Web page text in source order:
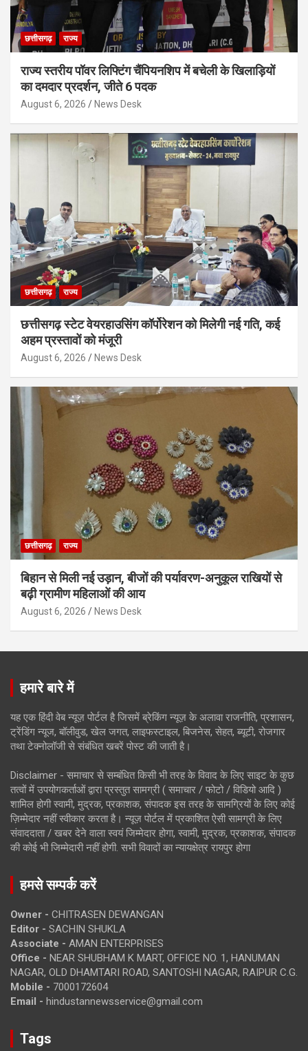
छत्तीसगढ़ राज्य
राज्य स्तरीय पॉवर लिफ्टिंग चैंपियनशिप में बचेली के खिलाड़ियों
का दमदार प्रदर्शन, जीते 6 पदक
August 6, 2026 News Desk
छत्तीसगढ़ राज्य
छत्तीसगढ़ स्टेट वेयरहाउसिंग कॉर्पोरेशन को मिलेगी नई गति, कई
अहम प्रस्तावों को मंजूरी
August 6, 2026 News Desk
छत्तीसगढ़ राज्य
बिहान से मिली नई उड़ान, बीजों की पर्यावरण-अनुकूल राखियों से
बढ़ी ग्रामीण महिलाओं की आय
August 6, 2026 News Desk
हमारे बारे में
यह एक हिंदी वेब न्यूज़ पोर्टल है जिसमें ब्रेकिंग न्यूज़ के अलावा राजनीति, प्रशासन,
ट्रेंडिंग न्यूज, बॉलीवुड, खेल जगत, लाइफस्टाइल, बिजनेस, सेहत, ब्यूटी, रोजगार
तथा टेक्नोलॉजी से संबंधित खबरें पोस्ट की जाती है।
Disclaimer - समाचार से सम्बंधित किसी भी तरह के विवाद के लिए साइट के कुछ
तत्वों में उपयोगकर्ताओं द्वारा प्रस्तुत सामग्री ( समाचार / फोटो / विडियो आदि )
शामिल होगी स्वामी, मुद्रक, प्रकाशक, संपादक इस तरह के सामग्रियों के लिए कोई
ज़िम्मेदार नहीं स्वीकार करता है। न्यूज़ पोर्टल में प्रकाशित ऐसी सामग्री के लिए
संवाददाता / खबर देने वाला स्वयं जिम्मेदार होगा, स्वामी, मुद्रक, प्रकाशक, संपादक
की कोई भी जिम्मेदारी नहीं होगी. सभी विवादों का न्यायक्षेत्र रायपुर होगा
हमसे सम्पर्क करें
Owner - CHITRASEN DEWANGAN
Editor - SACHIN SHUKLA
Associate - AMAN ENTERPRISES
Office - NEAR SHUBHAM K MART, OFFICE NO. 1, HANUMAN
NAGAR, OLD DHAMTARI ROAD, SANTOSHI NAGAR, RAIPUR C.G.
Mobile - 7000172604
Email - hindustannewsservice@gmail.com
Tags